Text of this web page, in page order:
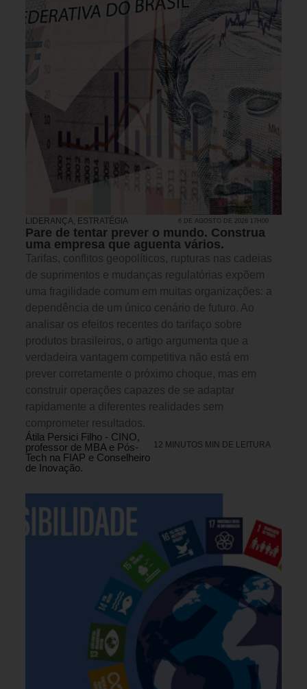
LIDERANÇA ESTRATÉGIA 6 DE AGOSTO DE 2026 17H00
Pare de tentar prever o mundo. Construa
uma empresa que aguenta vários.
Tarifas, conflitos geopolíticos, rupturas nas cadeias
de suprimentos e mudanças regulatórias expõem
uma fragilidade comum em muitas organizações: a
dependência de um único cenário de futuro. Ao
analisar os efeitos recentes do tarifaço sobre
produtos brasileiros, o artigo argumenta que a
verdadeira vantagem competitiva não está em
prever corretamente o próximo choque, mas em
construir operações capazes de se adaptar
rapidamente a diferentes realidades sem
comprometer resultados.
Átila Persici Filho - CINO,
professor de MBA e Pós-
Tech na FIAP e Conselheiro
de Inovação.
12 MINUTOS MIN DE LEITURA